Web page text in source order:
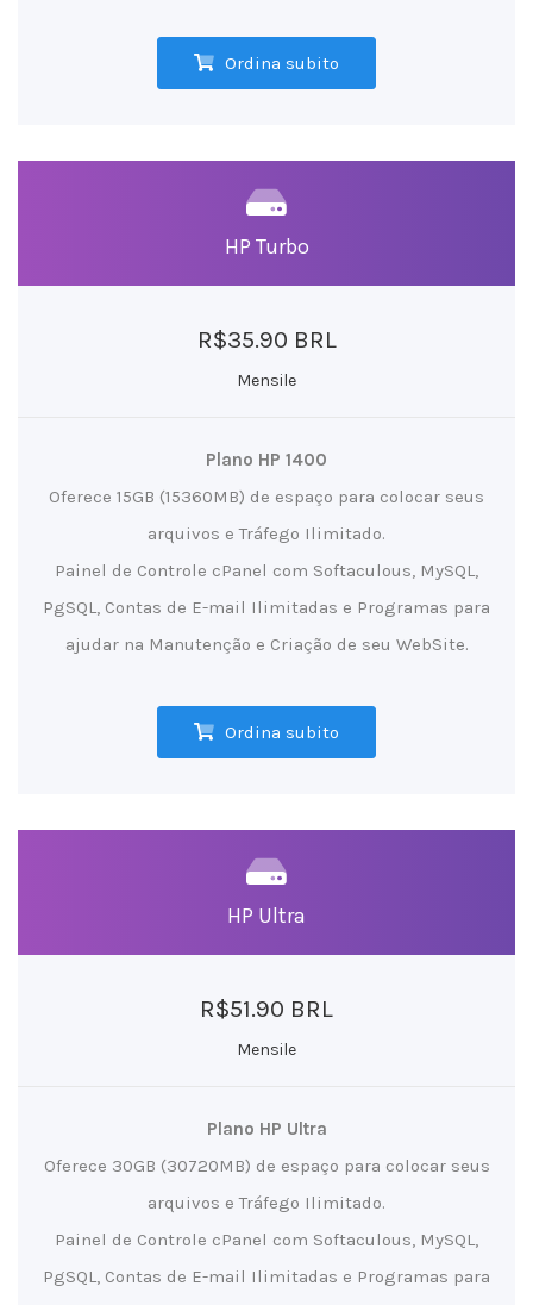
Ordina subito
HP Turbo
R$35.90 BRL
Mensile
Plano HP 1400
Oferece 15GB (15360MB) de espaço para colocar seus
arquivos e Tráfego Ilimitado.
Painel de Controle cPanel com Softaculous, MySQL,
PgSQL, Contas de E-mail Ilimitadas e Programas para
ajudar na Manutenção e Criação de seu WebSite.
Ordina subito
HP Ultra
R$51.90 BRL
Mensile
Plano HP Ultra
Oferece 30GB (30720MB) de espaço para colocar seus
arquivos e Tráfego Ilimitado.
Painel de Controle cPanel com Softaculous, MySQL,
PgSQL, Contas de E-mail Ilimitadas e Programas para